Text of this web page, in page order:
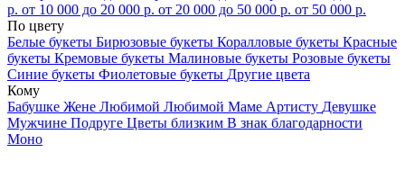
р. от 10 000 до 20 000 р. от 20 000 до 50 000 р. от 50 000 р.
По цвету
Белые букеты Бирюзовые букеты Коралловые букеты Красные
букеты Кремовые букеты Малиновые букеты Розовые букеты
Синие букеты Фиолетовые букеты Другие цвета
Кому
Бабушке Жене Любимой Любимой Маме Артисту Девушке
Мужчине Подруге Цветы близким В знак благодарности
Моно